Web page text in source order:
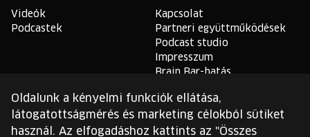
Videók
Podcastek
Kapcsolat
Partneri együttműködések
Podcast studio
Impresszum
Brain Bar-hatás
TLDR
Általános Szerződési
Oldalunk a kényelmi funkciók ellátása,
látogatottságmérés és marketing célokból sütiket
használ. Az elfogadáshoz kattints az "Összes